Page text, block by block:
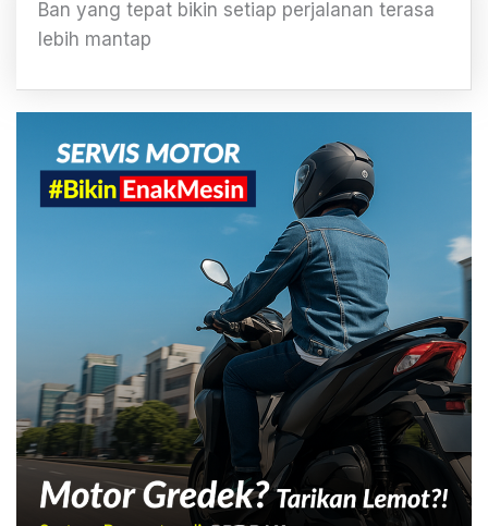
Ban yang tepat bikin setiap perjalanan terasa
lebih mantap